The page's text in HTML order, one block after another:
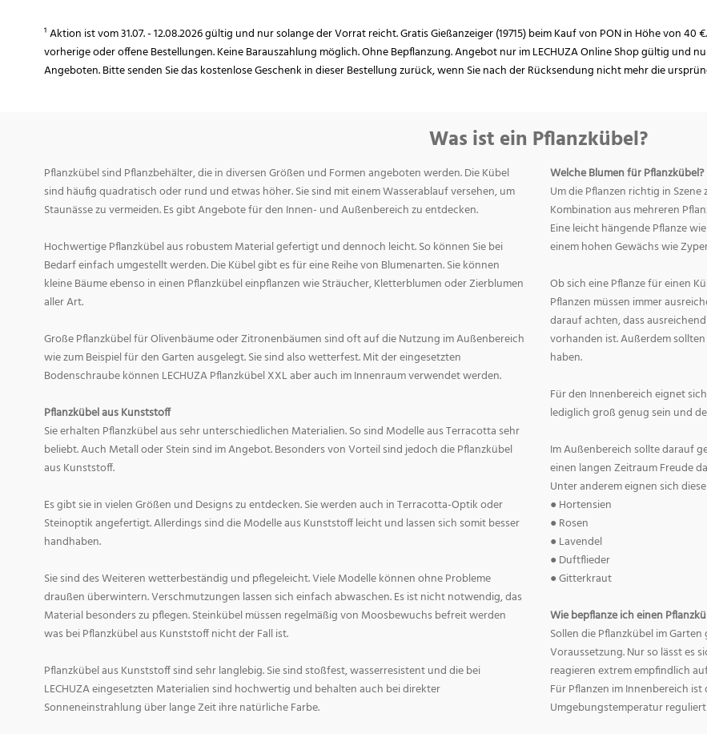
¹ Aktion ist vom 31.07. - 12.08.2026 gültig und nur solange der Vorrat reicht. Gratis Gießanzeiger (19715) beim Kauf von PON in Höhe von
vorherige oder offene Bestellungen. Keine Barauszahlung möglich. Ohne Bepflanzung. Angebot nur im LECHUZA Online Shop gültig und
Angeboten. Bitte senden Sie das kostenlose Geschenk in dieser Bestellung zurück, wenn Sie nach der Rücksendung nicht mehr die
Was ist ein Pflanzkübel?
Pflanzkübel sind Pflanzbehälter, die in diversen Größen und Formen angeboten werden. Die Kübel
sind häufig quadratisch oder rund und etwas höher. Sie sind mit einem Wasserablauf versehen, um
Staunässe zu vermeiden. Es gibt Angebote für den Innen- und Außenbereich zu entdecken.
Hochwertige Pflanzkübel aus robustem Material gefertigt und dennoch leicht. So können Sie bei
Bedarf einfach umgestellt werden. Die Kübel gibt es für eine Reihe von Blumenarten. Sie können
kleine Bäume ebenso in einen Pflanzkübel einpflanzen wie Sträucher, Kletterblumen oder Zierblumen
aller Art.
Große Pflanzkübel für Olivenbäume oder Zitronenbäumen sind oft auf die Nutzung im Außenbereich
wie zum Beispiel für den Garten ausgelegt. Sie sind also wetterfest. Mit der eingesetzten
Bodenschraube können LECHUZA Pflanzkübel XXL aber auch im Innenraum verwendet werden.
Pflanzkübel aus Kunststoff
Sie erhalten Pflanzkübel aus sehr unterschiedlichen Materialien. So sind Modelle aus Terracotta sehr
beliebt. Auch Metall oder Stein sind im Angebot. Besonders von Vorteil sind jedoch die Pflanzkübel
aus Kunststoff.
Es gibt sie in vielen Größen und Designs zu entdecken. Sie werden auch in Terracotta-Optik oder
Steinoptik angefertigt. Allerdings sind die Modelle aus Kunststoff leicht und lassen sich somit besser
handhaben.
Sie sind des Weiteren wetterbeständig und pflegeleicht. Viele Modelle können ohne Probleme
draußen überwintern. Verschmutzungen lassen sich einfach abwaschen. Es ist nicht notwendig, das
Material besonders zu pflegen. Steinkübel müssen regelmäßig von Moosbewuchs befreit werden
was bei Pflanzkübel aus Kunststoff nicht der Fall ist.
Pflanzkübel aus Kunststoff sind sehr langlebig. Sie sind stoßfest, wasserresistent und die bei
LECHUZA eingesetzten Materialien sind hochwertig und behalten auch bei direkter
Sonneneinstrahlung über lange Zeit ihre natürliche Farbe.
Welche Blumen für Pflanzkübel?
Um die Pflanzen richtig in
Kombination aus mehreren
Eine leicht hängende Pflanze
einem hohen Gewächs wie
Ob sich eine Pflanze für einen
Pflanzen müssen immer
darauf achten, dass
vorhanden ist. Außerdem
haben.
Für den Innenbereich eignet
lediglich groß genug sein und
Im Außenbereich sollte darauf
einen langen Zeitraum Freude
Unter anderem eignen sich
● Hortensien
● Rosen
● Lavendel
● Duftflieder
● Gitterkraut
Wie bepflanze ich einen
Sollen die Pflanzkübel im
Voraussetzung. Nur so lässt es
reagieren extrem empfindlich
Für Pflanzen im Innenbereich
Umgebungstemperatur